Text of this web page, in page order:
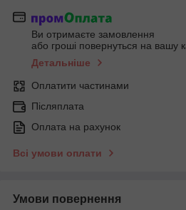
Ви отримаєте замовлення
або гроші повернуться на вашу
Детальніше
Оплатити частинами
Післяплата
Оплата на рахунок
Всі умови оплати
Умови повернення